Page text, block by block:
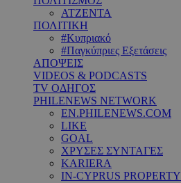
ΑΤΖΕΝΤΑ
ΠΟΛΙΤΙΚΗ
#Κυπριακό
#Παγκύπριες Εξετάσεις
ΑΠΟΨΕΙΣ
VIDEOS & PODCASTS
TV ΟΔΗΓΟΣ
PHILENEWS NETWORK
EN.PHILENEWS.COM
LIKE
GOAL
ΧΡΥΣΕΣ ΣΥΝΤΑΓΕΣ
KARIERA
IN-CYPRUS PROPERTY